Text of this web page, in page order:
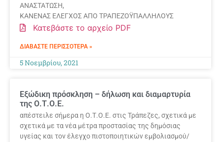
ΑΝΑΣΤΑΤΩΣΗ,
ΚΑΝΕΝΑΣ ΕΛΕΓΧΟΣ ΑΠΟ ΤΡΑΠΕΖΟΫΠΑΛΛΗΛΟΥΣ
Κατεβάστε το αρχείο PDF
ΔΙΑΒΆΣΤΕ ΠΕΡΙΣΣΌΤΕΡΑ »
5 Νοεμβρίου, 2021
Εξώδικη πρόσκληση – δήλωση και διαμαρτυρία
της Ο.Τ.Ο.Ε.
απέστειλε σήμερα η Ο.Τ.Ο.Ε. στις Τράπεζες, σχετικά με
σχετικά με τα νέα μέτρα προστασίας της δημόσιας
υγείας και τον έλεγχο πιστοποιητικών εμβολιασμού/